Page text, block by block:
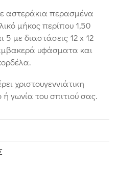
αστεράκια περασμένα
μήκος περίπου 1,50
5 με διαστάσεις 12 x 12
υφάσματα και
χριστουγεννιάτικη
γωνία του σπιτιού σας.